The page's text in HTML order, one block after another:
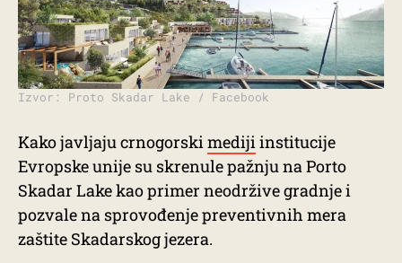
Izvor: Proto Skadar Lake / Facebook
Kako javljaju crnogorskimedijiinstitucije
Evropske unije su skrenule pažnju na Porto
Skadar Lake kao primer neodržive gradnje i
pozvale na sprovođenje preventivnih mera
zaštite Skadarskog jezera.